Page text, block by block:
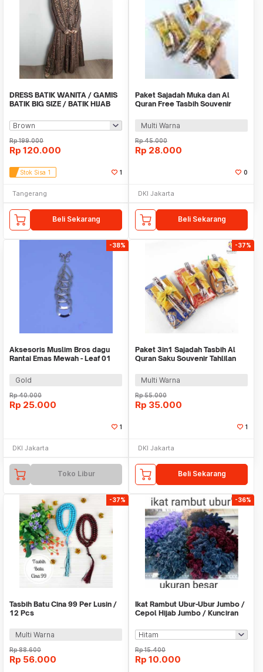
DRESS BATIK WANITA / GAMIS
BATIK BIG SIZE / BATIK HIJAB
Rp199.000
Rp 120.000
Stok Sisa 1 1
Tangerang
Beli Sekarang
Paket Sajadah Muka dan Al
Quran Free Tasbih Souvenir
Multi Warna
Rp45.000
Rp 28.000
0
DKI Jakarta
Beli Sekarang
-38%
Aksesoris Muslim Bros dagu
Rantai Emas Mewah - Leaf 01
Gold
Rp40.000
Rp 25.000
1
DKI Jakarta
Toko Libur
-37%
Paket 3in1 Sajadah Tasbih Al
Quran Saku Souvenir Tahlilan
Multi Warna
Rp55.000
Rp 35.000
1
DKI Jakarta
Beli Sekarang
-37%
Tasbih Batu Cina 99 Per Lusin /
12 Pcs
Multi Warna
Rp88.600
Rp 56.000
-36%
Ikat Rambut Ubur-Ubur Jumbo /
Cepol Hijab Jumbo / Kunciran
Rp15.400
Rp 10.000